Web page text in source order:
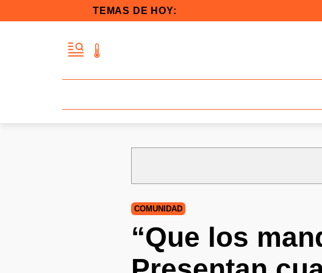
TEMAS DE HOY:
COMUNIDAD
“Que los